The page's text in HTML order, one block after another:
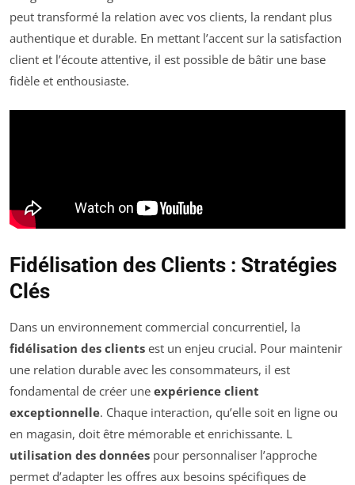
peut transformé la relation avec vos clients, la rendant plus
authentique et durable. En mettant l’accent sur la satisfaction
client et l’écoute attentive, il est possible de bâtir une base
fidèle et enthousiaste.
Fidélisation des Clients : Stratégies
Clés
Dans un environnement commercial concurrentiel, la
fidélisation des clients est un enjeu crucial. Pour maintenir
une relation durable avec les consommateurs, il est
fondamental de créer une expérience client
exceptionnelle. Chaque interaction, qu’elle soit en ligne ou
en magasin, doit être mémorable et enrichissante. L
utilisation des données pour personnaliser l’approche
permet d’adapter les offres aux besoins spécifiques de